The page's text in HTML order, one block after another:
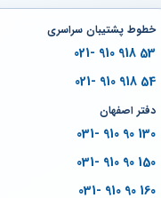
خطوط پشتیبان سراسری
53 918 910 -021
54 918 910 -021
دفتر اصفهان
130 90 910 -031
150 90 910 -031
160 90 910 -031